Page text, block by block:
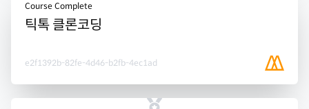
Course Complete
틱톡 클론코딩
e2f1392b-82fe-4d46-b2fb-4ec1ad